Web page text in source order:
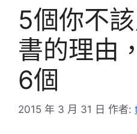
5個你不
書的理由
6個
2015 年 3 月 31 日 作者: